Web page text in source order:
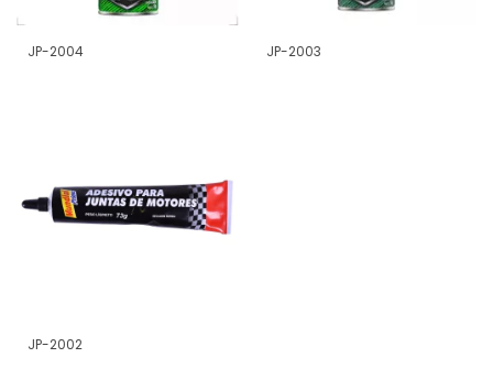
JP-2004 JP-2003
JP-2002